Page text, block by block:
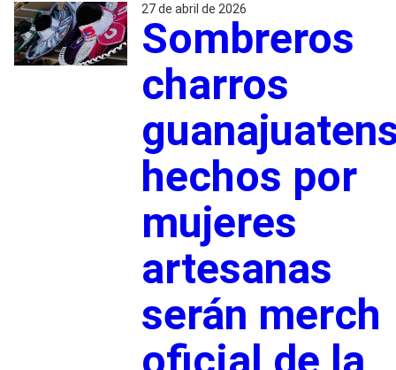
27 de abril de 2026
Sombreros
charros
hechos por
mujeres
artesanas
serán merch